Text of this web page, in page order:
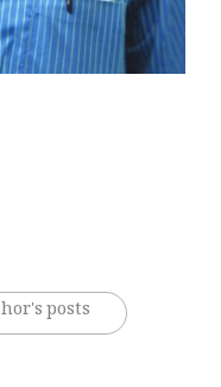
posts